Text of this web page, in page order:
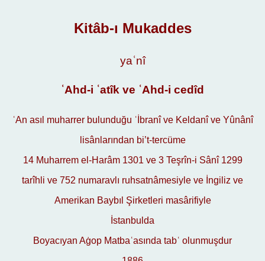
Kitâb-ı Mukaddes
yaʿnî
ʿAhd-i ʿatîk ve ʿAhd-i cedîd
ʿAn asıl muharrer bulunduğu ʿİbranî ve Keldanî ve Yûnânî
lisânlarından bi’t-tercüme
14 Muharrem el-Harâm 1301 ve 3 Teşrîn-i Sânî 1299
tarîhli ve 752 numaravlı ruhsatnâmesiyle ve İngiliz ve
Amerikan Baybıl Şirketleri masârifiyle
İstanbulda
Boyacıyan Aġop Matbaʿasında tabʿ olunmuşdur